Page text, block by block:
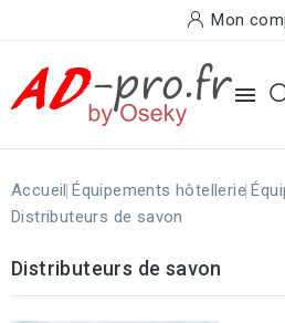
Mon

Accueil Équipements hôtellerie
Distributeurs de savon
Distributeurs de savon